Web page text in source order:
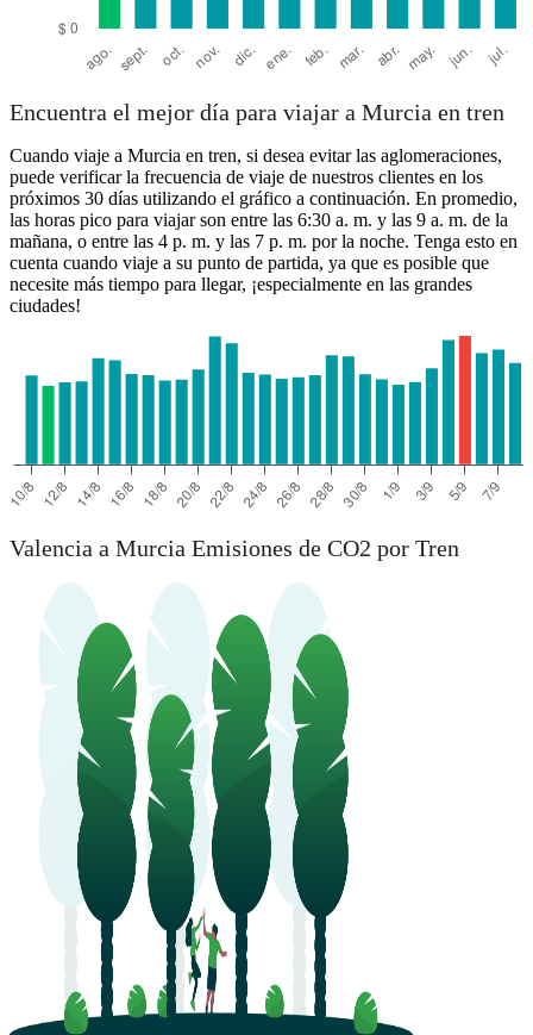
Encuentra el mejor día para viajar a Murcia en tren
Cuando viaje a Murcia en tren, si desea evitar las aglomeraciones,
puede verificar la frecuencia de viaje de nuestros clientes en los
próximos 30 días utilizando el gráfico a continuación. En promedio,
las horas pico para viajar son entre las 6:30 a. m. y las 9 a. m. de la
mañana, o entre las 4 p. m. y las 7 p. m. por la noche. Tenga esto en
cuenta cuando viaje a su punto de partida, ya que es posible que
necesite más tiempo para llegar, ¡especialmente en las grandes
ciudades!
Valencia a Murcia Emisiones de CO2 por Tren